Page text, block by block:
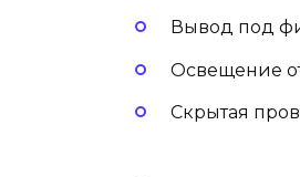
Вывод под
Освещение
Скрытая